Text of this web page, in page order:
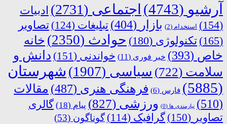
آرشیو (4743) اجتماعی (2731)
ادبیات
(154)
استخدام (2) بازار (404) تبلیغات (124)
تصاویر
(165)
تکنولوژی (180) حوادث (2350)
خانه
خاص (393) خبر فوری (11) خواندنی (151)
دانش و
سلامت (722) سیاسی (1907)
شهرستان
(5885)
فارس (6) فرهنگی هنری (487)
مقالات
(510)
نیازمندی ها (0) ورزشی (827) پیام (18)
گالری
تصاویر (150) گرافیک (114) گوناگون (53)